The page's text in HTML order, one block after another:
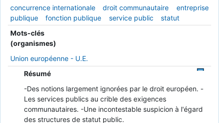
concurrence internationale
droit communautaire
entreprise
publique
fonction publique service public
statut
Mots-clés
(organismes)
Union européenne - U.E.
Résumé
-Des notions largement ignorées par le droit européen. -
Les services publics au crible des exigences
communautaires. -Une incontestable suspicion à l'égard
des structures de statut public.